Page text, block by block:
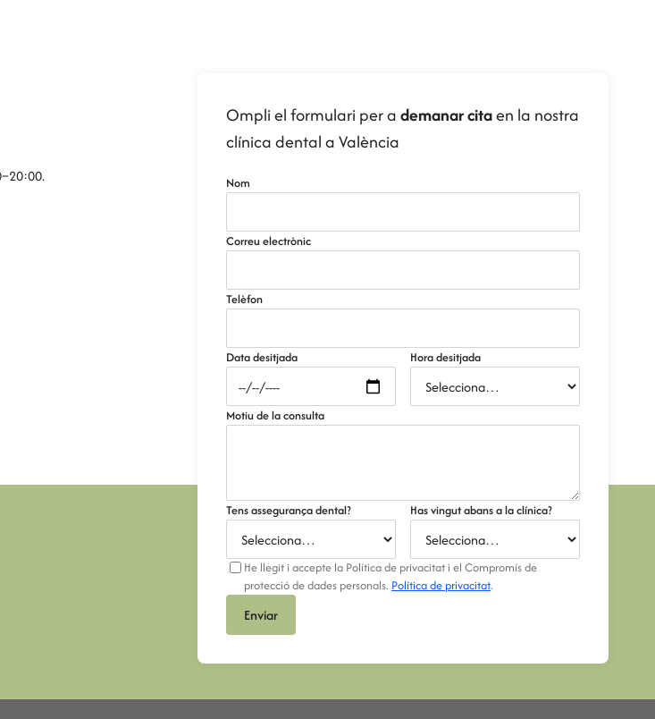
Ompli el formulari per ademanar citaen la nostra
clínica dental a València
Nom
Correu electrònic
Telèfon
Data desitjada Hora desitjada
Motiu de la consulta
Tens assegurança dental? Has vingut abans a la clínica?
He llegit i accepte la Política de privacitat i el Compromís de
protecció de dades personals. Política de privacitat.
Enviar